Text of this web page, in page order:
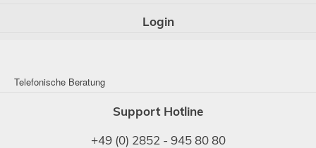
Login
Telefonische Beratung
Support Hotline
+49 (0) 2852 - 945 80 80